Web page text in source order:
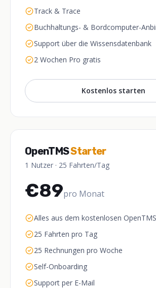
Track & Trace
Buchhaltungs- & Bordcomputer-
Support über die Wissensdatenbank
2 Wochen Pro gratis
Kostenlos starten
OpenTMSStarter
1 Nutzer · 25 Fahrten/Tag
€89pro Monat
Alles aus dem kostenlosen OpenTMS
25 Fahrten pro Tag
25 Rechnungen pro Woche
Self-Onboarding
Support per E-Mail